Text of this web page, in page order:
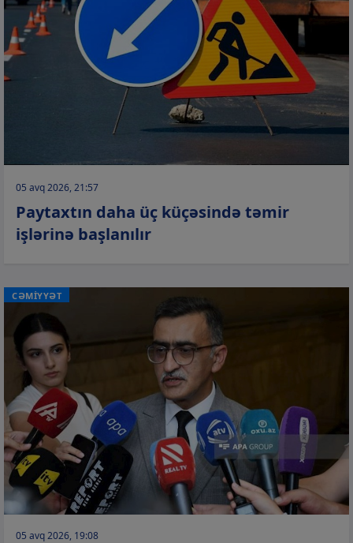
05 avq 2026, 21:57
Paytaxtın daha üç küçəsində təmir
işlərinə başlanılır
CƏMİYYƏT
05 avq 2026, 19:08